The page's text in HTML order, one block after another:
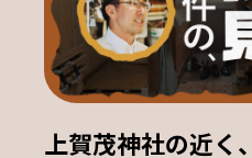
上賀茂神社の近く